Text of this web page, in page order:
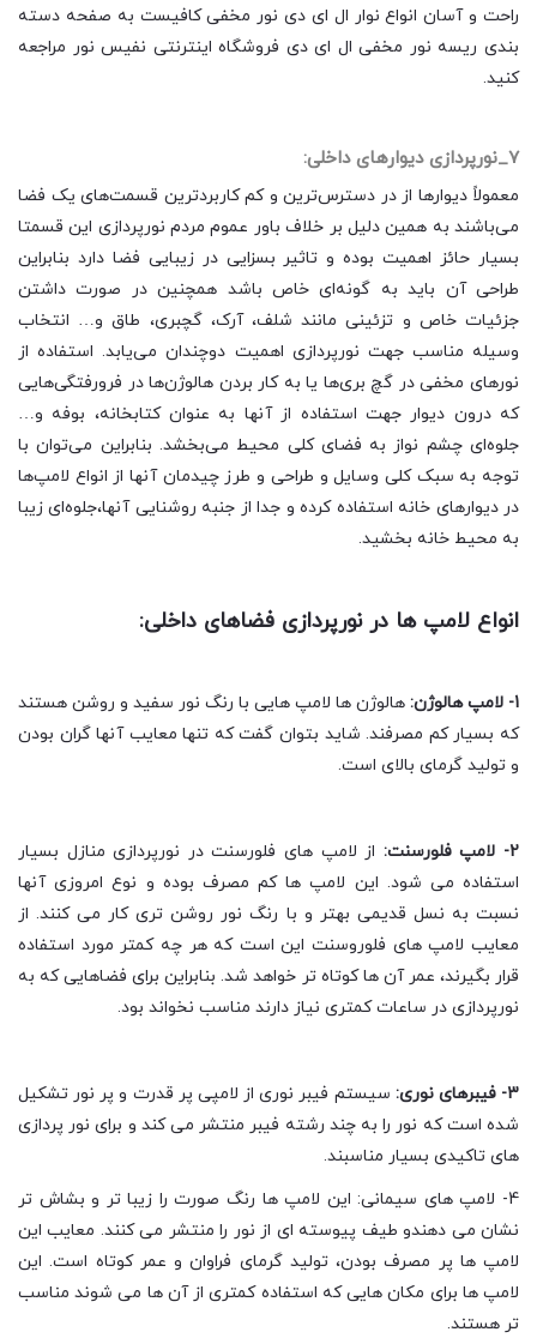
راحت و آسان انواع نوار ال ای دی نور مخفی کافیست به صفحه دسته
بندی ریسه نور مخفی ال ای دی فروشگاه اینترنتی نفیس نور مراجعه
کنید.
7_نورپردازی دیوارهای داخلی:
معمولاً دیوارها از در دسترس‌ترین و کم کاربرد‌ترین قسمت‌های یک فضا
می‌باشند به همین دلیل بر خلاف باور عموم مردم نورپردازی این قسمتا
بسیار حائز اهمیت بوده و تاثیر بسزایی در زیبایی فضا دارد بنابراین
طراحی آن باید به گونه‌ای خاص باشد همچنین در صورت داشتن
جزئیات خاص و تزئینی مانند شلف، آرک، گچبری، طاق و… انتخاب
وسیله مناسب جهت نورپردازی اهمیت دوچندان می‌یابد. استفاده از
نورهای مخفی در گچ بری‌ها یا به کار بردن هالوژن‌ها در فرورفتگی‌هایی
که درون دیوار جهت استفاده از آنها به عنوان کتابخانه، بوفه و…
جلوه‌ای چشم نواز به فضای کلی محیط می‌بخشد. بنابراین می‌توان با
توجه به سبک کلی وسایل و طراحی و طرز چیدمان آنها از انواع لامپ‌ها‌
در دیوارهای خانه استفاده کرده و جدا از جنبه روشنایی آنها،جلوه‌ای زیبا
به محیط خانه بخشید.
انواع لامپ ها در نورپردازی فضاهای داخلی:
1- لامپ هالوژن:
هالوژن ها لامپ هایی با رنگ نور سفید و روشن هستند
که بسیار کم مصرفند. شاید بتوان گفت که تنها معایب آنها گران بودن
و تولید گرمای بالای است.
2- لامپ فلورسنت:
از لامپ های فلورسنت در نورپردازی منازل بسیار
استفاده می شود. این لامپ ها کم مصرف بوده و نوع امروزی آنها
نسبت به نسل قدیمی بهتر و با رنگ نور روشن تری کار می کنند. از
معایب لامپ های فلوروسنت این است که هر چه کمتر مورد استفاده
قرار بگیرند، عمر آن ها کوتاه تر خواهد شد. بنابراین برای فضاهایی که به
نورپردازی در ساعات کمتری نیاز دارند مناسب نخواند بود.
3- فیبرهای نوری:
سیستم فیبر نوری از لامپی پر قدرت و پر نور تشکیل
شده است که نور را به چند رشته فیبر منتشر می کند و برای نور پردازی
های تاکیدی بسیار مناسبند.
4- لامپ های سیمانی: این لامپ ها رنگ صورت را زیبا تر و بشاش تر
نشان می دهندو طیف پیوسته ای از نور را منتشر می کنند. معایب این
لامپ ها پر مصرف بودن، تولید گرمای فراوان و عمر کوتاه است. این
لامپ ها برای مکان هایی که استفاده کمتری از آن ها می شوند مناسب
تر هستند.